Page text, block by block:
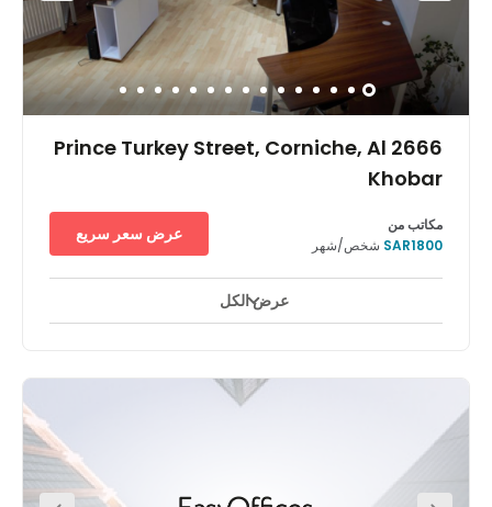
2666 Prince Turkey Street, Corniche, Al
Khobar
ساحات للاستراحة
located in a highly sought-after area filled with a vast
range of useful amenities. In the area you will find coffee
shops, restaurants, banks, mall, chamber of commerce,
postal office, and hotels. Also, this office space is just 15 -
20 minutes away from Dhahran, Azizah, and Dammam.
Due to the centres close proximity to Khobar sea front this
office space is highly accessible by car.
مكاتب من
SAR1800شخص/شهر
عرض سعر سريع
عرض الكل